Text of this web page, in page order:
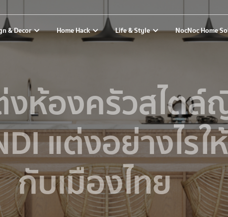
& Decor Home Hack Life & Style NocNoc Home
ห้องครัวสไต
แต่งอย่างไรใ
กับเมืองไทย